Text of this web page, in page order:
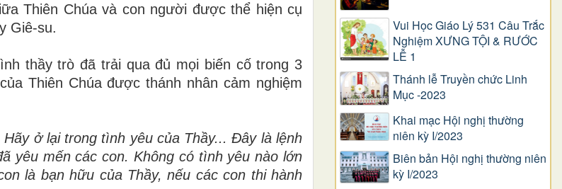
Thiên Chúa và con người được thể hiện cụ
Giê-su.
thầy trò đã trải qua đủ mọi biến cố trong 3
Thiên Chúa được thánh nhân cảm nghiệm
ở lại trong tình yêu của Thầy... Ðây là lệnh
yêu mến các con. Không có tình yêu nào lớn
là bạn hữu của Thầy, nếu các con thi hành
Vui Học Giáo Lý 531 Câu Trắc
Nghiệm XƯNG TỘI & RƯỚC
LỄ 1
Thánh lễ Truyền chức Linh
Mục -2023
Khai mạc Hội nghị thường
niên kỳ I/2023
Biên bản Hội nghị thường niên
kỳ I/2023